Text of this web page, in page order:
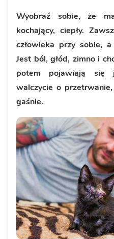
Wyobraź sobie, że
kochający, ciepły.
człowieka przy sobie,
Jest ból, głód, zimno i
potem pojawiają się
walczycie o
gaśnie.